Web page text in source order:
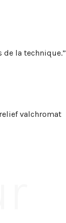
la technique.”
valchromat